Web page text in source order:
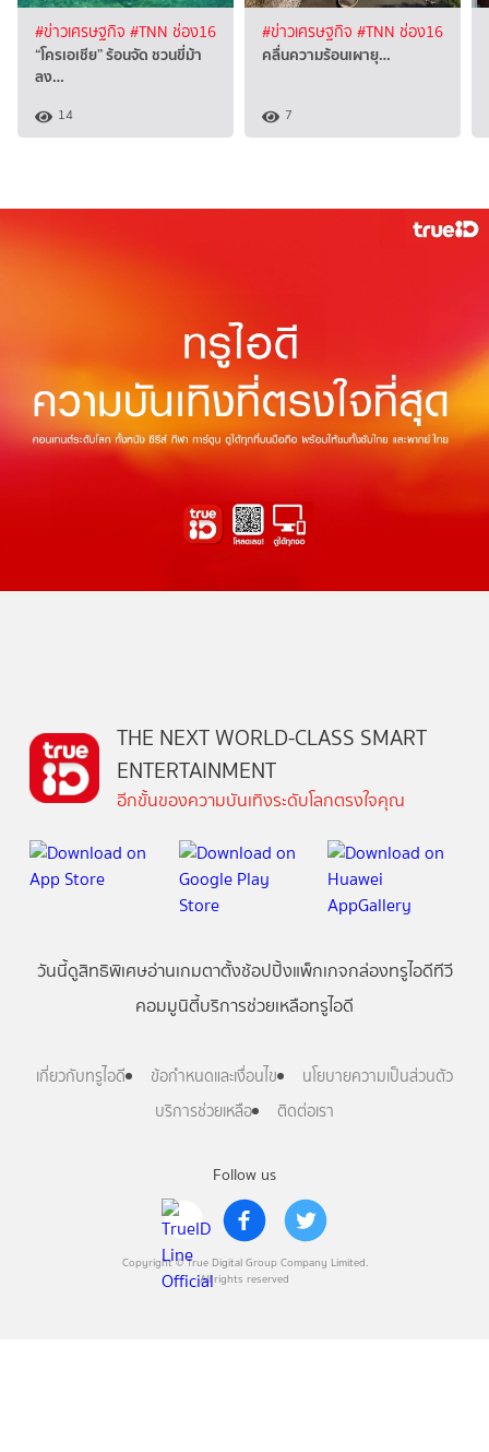
#ข่าวเศรษฐกิจ #TNN ช่อง16
“โครเอเชีย” ร้อนจัด ชวนขี่ม้า
ลง…
14
#ข่าวเศรษฐกิจ #TNN ช่อง16
คลื่นความร้อนเผายุ…
7
Follow us
Copyright © True Digital Group Company Limited.
All rights reserved
THE NEXT WORLD-CLASS SMART
ENTERTAINMENT
อีกขั้นของความบันเทิงระดับโลกตรงใจคุณ
วันนี้ดูสิทธิพิเศษอ่านเกมตาตั้งช้อปปิ้งแพ็กเกจกล่องทรูไอดีทีวี
คอมมูนิตี้บริการช่วยเหลือทรูไอดี
เกี่ยวกับทรูไอดี ข้อกำหนดและเงื่อนไข
นโยบายความเป็นส่วนตัว
บริการช่วยเหลือ
ติดต่อเรา